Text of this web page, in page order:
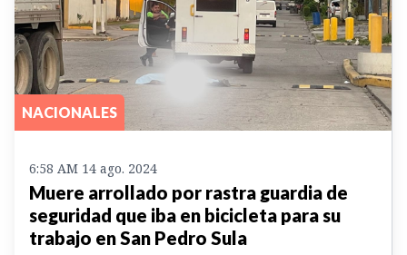
NACIONALES
6:58 AM 14 ago. 2024
Muere arrollado por rastra guardia de
seguridad que iba en bicicleta para su
trabajo en San Pedro Sula